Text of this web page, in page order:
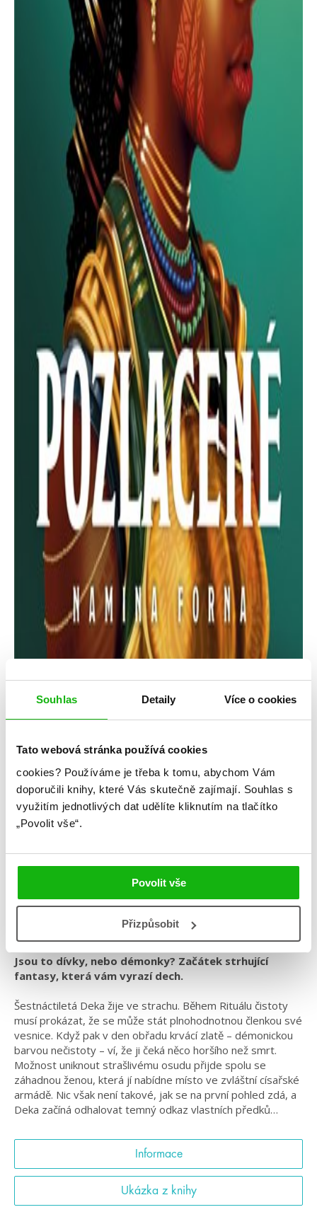
Souhlas Detaily Více o cookies
Tato webová stránka používá cookies
cookies? Používáme je třeba k tomu, abychom Vám
doporučili knihy, které Vás skutečně zajímají. Souhlas s
využitím jednotlivých dat udělíte kliknutím na tlačítko
„Povolit vše“.
Povolit vše
Přizpůsobit
Žánr: Fantasy
Série: Pozlacené
Pozlacené
#pozlacené #prostarší
Jsou to dívky, nebo démonky? Začátek strhující
fantasy, která vám vyrazí dech.
Šestnáctiletá Deka žije ve strachu. Během Rituálu čistoty
musí prokázat, že se může stát plnohodnotnou členkou své
vesnice. Když pak v den obřadu krvácí zlatě – démonickou
barvou nečistoty – ví, že ji čeká něco horšího než smrt.
Možnost uniknout strašlivému osudu přijde spolu se
záhadnou ženou, která jí nabídne místo ve zvláštní císařské
armádě. Nic však není takové, jak se na první pohled zdá, a
Deka začíná odhalovat temný odkaz vlastních předků…
Informace
Ukázka z knihy